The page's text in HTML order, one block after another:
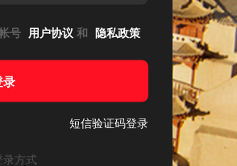
号 用户协议 和 隐私政策
录
短信验证码登录
方式